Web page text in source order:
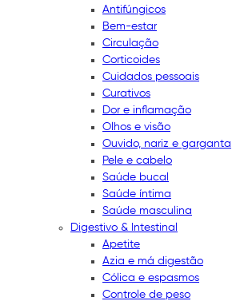
Antifúngicos
Bem-estar
Circulação
Corticoides
Cuidados pessoais
Curativos
Dor e inflamação
Olhos e visão
Ouvido, nariz e garganta
Pele e cabelo
Saúde bucal
Saúde íntima
Saúde masculina
Digestivo & Intestinal
Apetite
Azia e má digestão
Cólica e espasmos
Controle de peso